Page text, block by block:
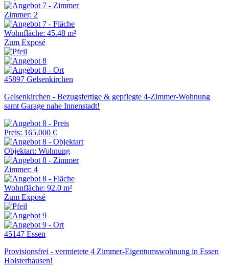
Zimmer: 2
Wohnfläche: 45.48 m²
Zum Exposé
45897 Gelsenkirchen
Gelsenkirchen - Bezugsfertige & gepflegte 4-Zimmer-Wohnung
samt Garage nahe Innenstadt!
Preis: 165.000 €
Objektart: Wohnung
Zimmer: 4
Wohnfläche: 92.0 m²
Zum Exposé
45147 Essen
Provisionsfrei - vermietete 4 Zimmer-Eigentumswohnung in Essen
Holsterhausen!